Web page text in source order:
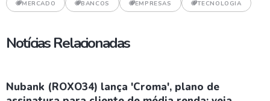
MERCADO BANCOS EMPRESAS TECNOLOGIA
Notícias Relacionadas
Nubank (ROXO34) lança 'Croma', plano de